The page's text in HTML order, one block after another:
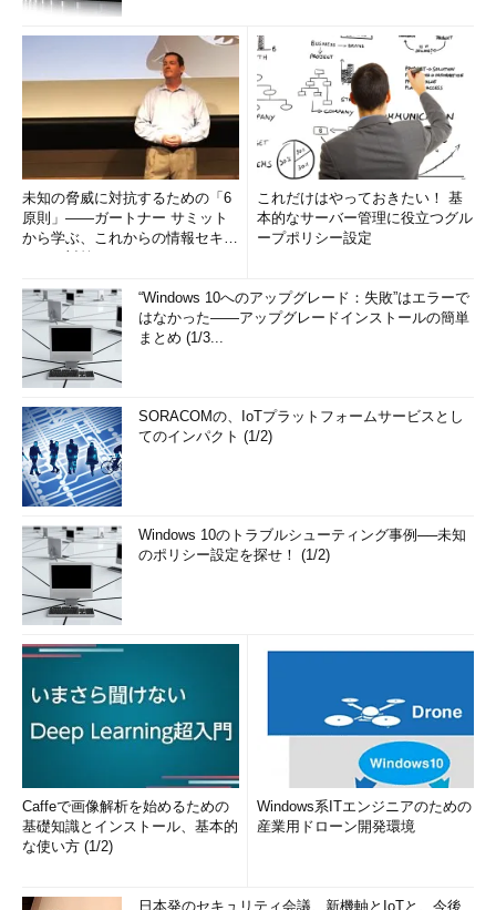
このようにWindows 7の［システム］プロパティ画面のように
「Windowsエクスペリエンスインデックス」が表示される。
WIN SCORE SHAREツールを利用する
手動でWinSAT.exeを実行するのが面倒ならば、コードリウム
が無償で提供している「WIN SCORE SHARE」ツールを利用する
とよい。
コードリウムのソフトウェアページから「WIN SCORE
SHARE」のリンクをクリックし、winscoreshare_201.zip（原稿
執筆時点では、Windows 10に対応したバージョン2.01が提供さ
れている）をダウンロードする。
ソフトウェア（コードリウム）
Windowsエクスプローラでwinscoreshare_201.zipを開き、
WinScoreShare.exeを実行すればよい。ZIPファイルから直接実
行できるので、ZIPファイルを展開する必要はない。
WinScoreShare.exeを実行すると、注意事項に同意を確認する画
面が表示されるので、［同意する］ボタンをクリックすると、
［最新の計測結果を読み込む］か［再計測開始］の選択画面が表
未知の脅威に対抗するための「6
原則」――ガートナー サミット
から学ぶ、これからの情報セキュ
これだけはやっておきたい！ 基
本的なサーバー管理に役立つグル
ープポリシー設定
“Windows 10へのアップグレード：失敗”はエラーで
はなかった――アップグレードインストールの簡単
まとめ (1/3...
SORACOMの、IoTプラットフォームサービスとし
てのインパクト (1/2)
Windows 10のトラブルシューティング事例──未知
のポリシー設定を探せ！ (1/2)
Caffeで画像解析を始めるための
基礎知識とインストール、基本的
な使い方 (1/2)
Windows系ITエンジニアのための
産業用ドローン開発環境
日本発のセキュリティ会議、新機軸とIoTと、今後